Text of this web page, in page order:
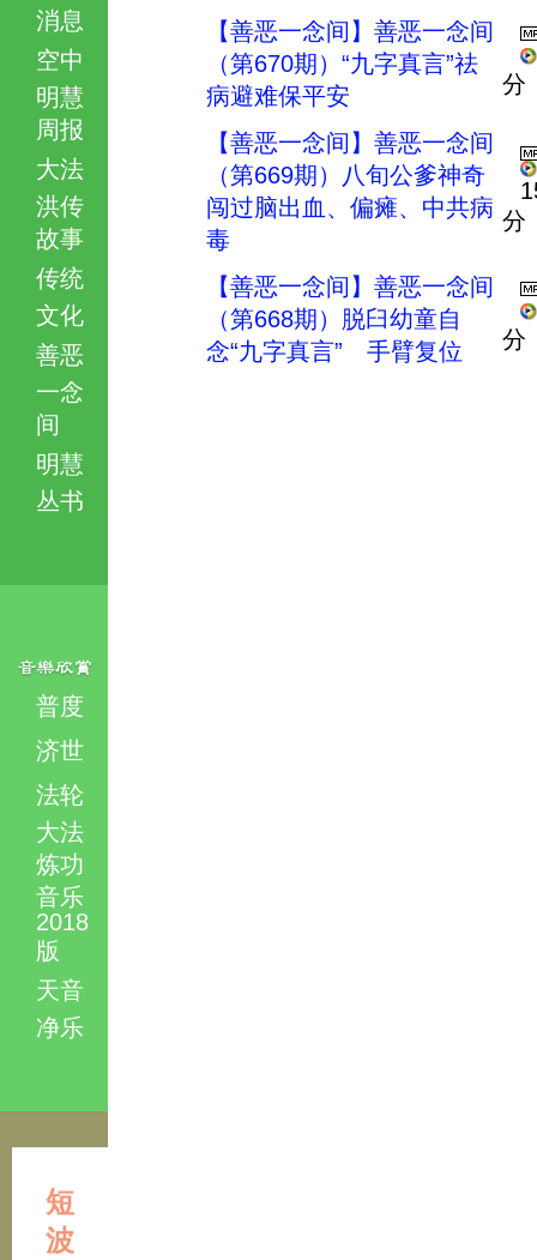
消息
空中
明慧
周报
大法
洪传
故事
传统
文化
善恶
一念
间
明慧
丛书
普度
济世
法轮
大法
炼功
音乐
2018
版
天音
净乐
短
波
【善恶一念间】善恶一念间
（第670期）“九字真言”祛
病避难保平安
分
【善恶一念间】善恶一念间
（第669期）八旬公爹神奇
闯过脑出血、偏瘫、中共病
毒
分
【善恶一念间】善恶一念间
（第668期）脱臼幼童自
念“九字真言” 手臂复位
分